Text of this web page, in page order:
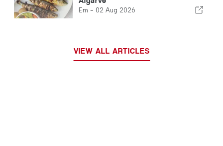
Em - 02 Aug 2026
VIEW ALL ARTICLES